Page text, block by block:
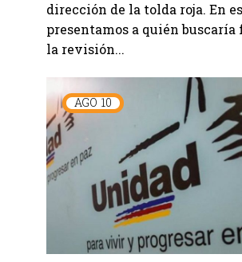
dirección de la tolda roja. En
presentamos a quién buscaría
la revisión...
AGO 10